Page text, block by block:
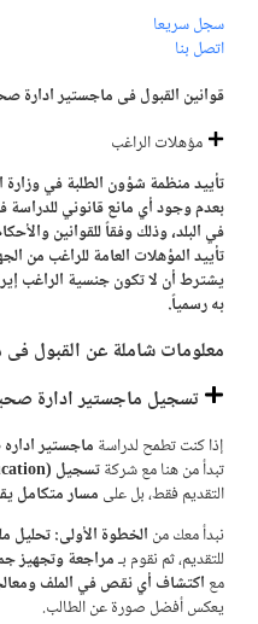
سجل سريعا
اتصل بنا
قوانين القبول فی ماجستير ادارة
مؤهلات الراغب
تأييد منظمة شؤون الطلبة في وزارة
بعدم وجود أي مانع قانوني للدراسة
في البلد، وذلك وفقاً للقوانين
تأييد المؤهلات العامة للراغب من
يشترط أن لا تكون جنسية الراغب
به رسمياً.
معلومات شاملة عن القبول
تسجيل ماجستير ادارة
إذا كنت تطمح لدراسة ماجستير
تبدأ من هنا مع شركةتسجیل (Tasjil Education)
التقديم فقط، بل على مسار متكامل
نبدأ معك من الخطوة الأولى: تحليل
للتقديم، ثم نقوم بـمراجعة وتجهيز
مع اكتشاف أي نقص في الملف
يعكس أفضل صورة عن الطالب.